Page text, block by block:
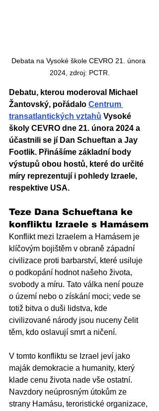
Debata na Vysoké škole CEVRO 21. února
2024, zdroj: PCTR.
Debatu, kterou moderoval Michael
Žantovský, pořádalo Centrum
transatlantických vztahů Vysoké
školy CEVRO dne 21. února 2024 a
účastnili se jí Dan Schueftan a Jay
Footlik. Přinášíme základní body
výstupů obou hostů, které do určité
míry reprezentují i pohledy Izraele,
respektive USA.
Teze Dana Schueftana ke
konfliktu Izraele s Hamásem
Konflikt mezi Izraelem a Hamásem je
klíčovým bojištěm v obraně západní
civilizace proti barbarství, které usiluje
o podkopání hodnot našeho života,
svobody a míru. Tato válka není pouze
o území nebo o získání moci; vede se
totiž bitva o duši lidstva, kde
civilizované národy jsou nuceny čelit
těm, kdo oslavují smrt a ničení.
V tomto konfliktu se Izrael jeví jako
maják demokracie a humanity, který
klade cenu života nade vše ostatní.
Navzdory neúprosným útokům ze
strany Hamásu, teroristické organizace,